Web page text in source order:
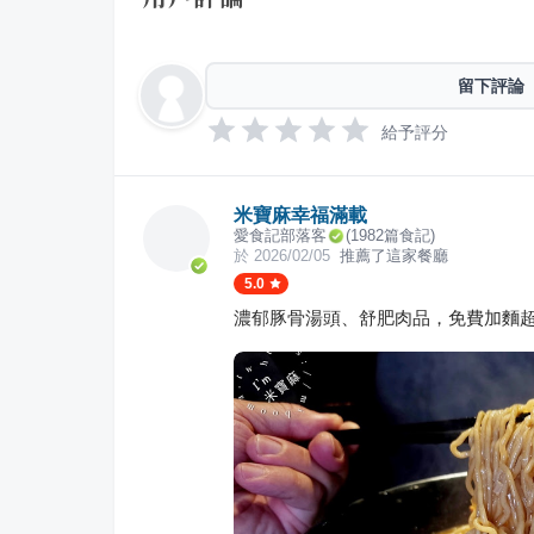
留下評論
給予評分
米寶麻幸福滿載
愛食記部落客 (1982篇食記)
於 2026/02/05 推薦了這家餐廳
5.0
濃郁豚骨湯頭、舒肥肉品，免費加麵